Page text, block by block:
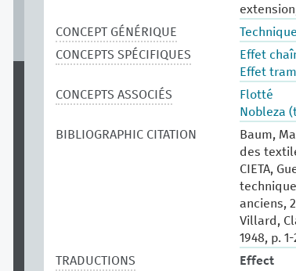
CONCEPT GÉNÉRIQUE
CONCEPTS SPÉCIFIQUES
Effet
Effet
CONCEPTS ASSOCIÉS
Flotté
Nobleza
BIBLIOGRAPHIC CITATION
Baum,
des
CIETA,
anciens,
Villard,
1948, p. 1-
TRADUCTIONS
Effect